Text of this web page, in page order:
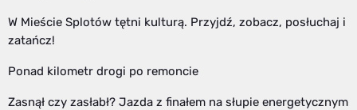
W Mieście Splotów tętni kulturą. Przyjdź, zobacz, posłuchaj i
zatańcz!
Ponad kilometr drogi po remoncie
Zasnął czy zasłabł? Jazda z finałem na słupie energetycznym